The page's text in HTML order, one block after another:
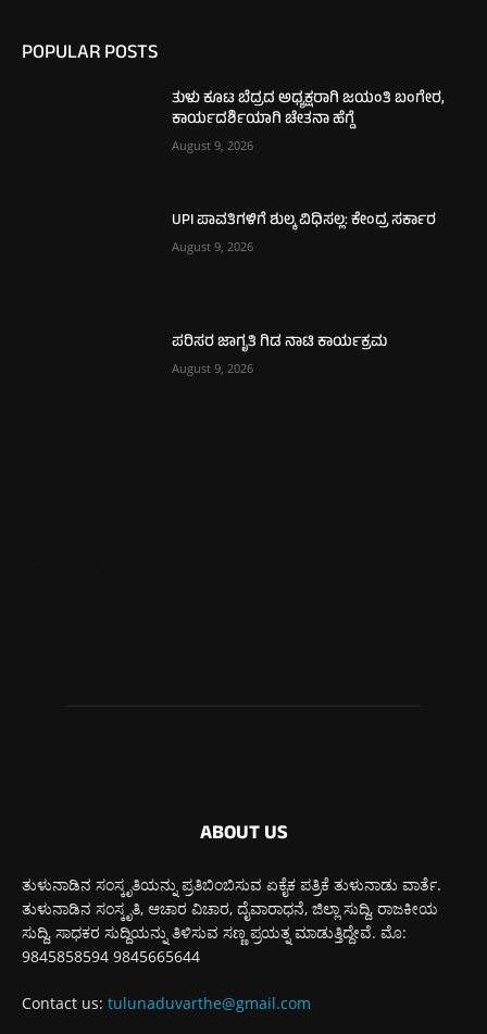
POPULAR POSTS
ತುಳು ಕೂಟ ಬೆದ್ರದ ಅಧ್ಯಕ್ಷರಾಗಿ ಜಯಂತಿ ಬಂಗೇರ,
ಕಾರ್ಯದರ್ಶಿಯಾಗಿ ಚೇತನಾ ಹೆಗ್ಡೆ
August 9, 2026
UPI ಪಾವತಿಗಳಿಗೆ ಶುಲ್ಕ ವಿಧಿಸಲ್ಲ: ಕೇಂದ್ರ ಸರ್ಕಾರ
August 9, 2026
ಪರಿಸರ ಜಾಗೃತಿ ಗಿಡ ನಾಟಿ ಕಾರ್ಯಕ್ರಮ
August 9, 2026
ABOUT US
ತುಳುನಾಡಿನ ಸಂಸ್ಕೃತಿಯನ್ನು ಪ್ರತಿಬಿಂಬಿಸುವ ಏಕೈಕ ಪತ್ರಿಕೆ ತುಳುನಾಡು ವಾರ್ತೆ.
ತುಳುನಾಡಿನ ಸಂಸ್ಕೃತಿ, ಆಚಾರ ವಿಚಾರ, ದೈವಾರಾಧನೆ, ಜಿಲ್ಲಾ ಸುದ್ದಿ, ರಾಜಕೀಯ
ಸುದ್ದಿ, ಸಾಧಕರ ಸುದ್ದಿಯನ್ನು ತಿಳಿಸುವ ಸಣ್ಣ ಪ್ರಯತ್ನ ಮಾಡುತ್ತಿದ್ದೇವೆ. ಮೊ:
9845858594 9845665644
Contact us: tulunaduvarthe@gmail.com